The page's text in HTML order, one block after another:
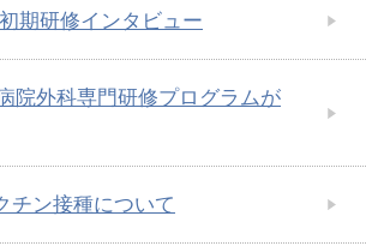
期研修インタビュー
院外科専門研修プログラムが
チン接種について